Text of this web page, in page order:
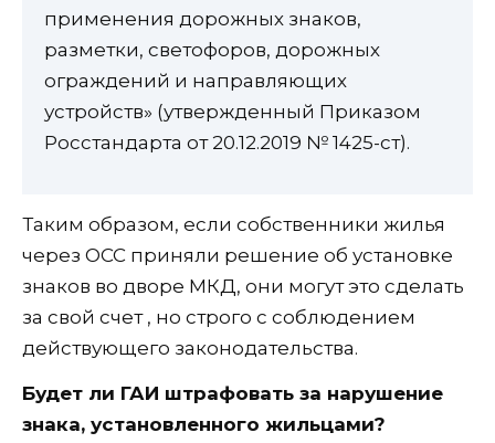
применения дорожных знаков,
разметки, светофоров, дорожных
ограждений и направляющих
устройств» (утвержденный Приказом
Росстандарта от 20.12.2019 № 1425-ст).
Таким образом, если собственники жилья
через ОСС приняли решение об установке
знаков во дворе МКД, они могут это сделать
за свой счет , но строго с соблюдением
действующего законодательства.
Будет ли ГАИ штрафовать за нарушение
знака, установленного жильцами?